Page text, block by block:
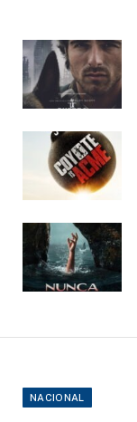
NACIONAL